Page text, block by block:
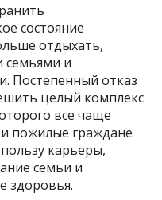
состояние
отдыхать,
семьями и
Постепенный отказ
целый комплекс
все чаще
пожилые граждане
карьеры,
семьи и
здоровья.